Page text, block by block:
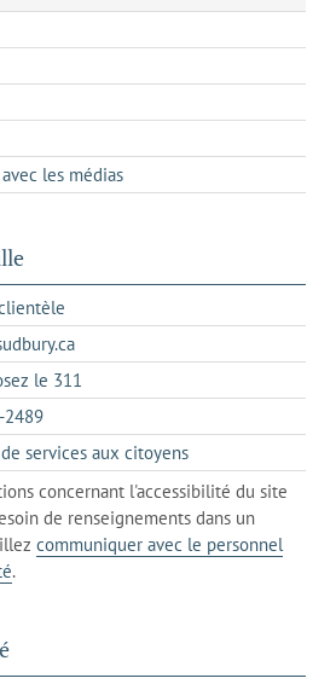
les médias
dans
un
nouvel
s'ouvre
dans
votre
de
messagerie
le 311
dans
un
client
de
votre
téléphone
2489s'ouvre
dans
un
client
de
votre
services aux citoyenss'ouvre
dans
l'onglet
actuel
concernant l'accessibilité du site
de renseignements dans un
communiquer avec le personnel
.